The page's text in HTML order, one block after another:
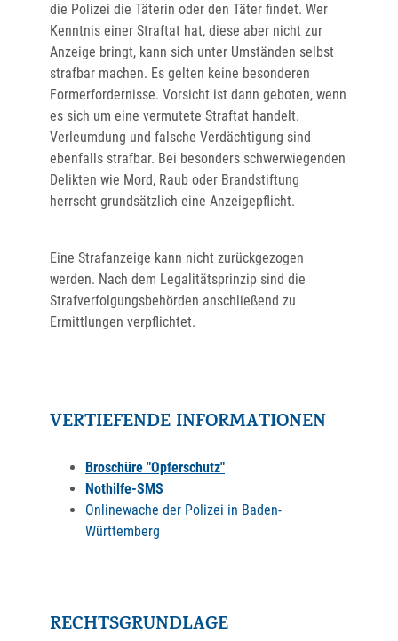
die Polizei die Täterin oder den Täter findet. Wer
Kenntnis einer Straftat hat, diese aber nicht zur
Anzeige bringt, kann sich unter Umständen selbst
strafbar machen. Es gelten keine besonderen
Formerfordernisse. Vorsicht ist dann geboten, wenn
es sich um eine vermutete Straftat handelt.
Verleumdung und falsche Verdächtigung sind
ebenfalls strafbar. Bei besonders schwerwiegenden
Delikten wie Mord, Raub oder Brandstiftung
herrscht grundsätzlich eine Anzeigepflicht.
Eine Strafanzeige kann nicht zurückgezogen
werden. Nach dem Legalitätsprinzip sind die
Strafverfolgungsbehörden anschließend zu
Ermittlungen verpflichtet.
VERTIEFENDE INFORMATIONEN
Broschüre "Opferschutz"
Nothilfe-SMS
Onlinewache der Polizei in Baden-
Württemberg
RECHTSGRUNDLAGE